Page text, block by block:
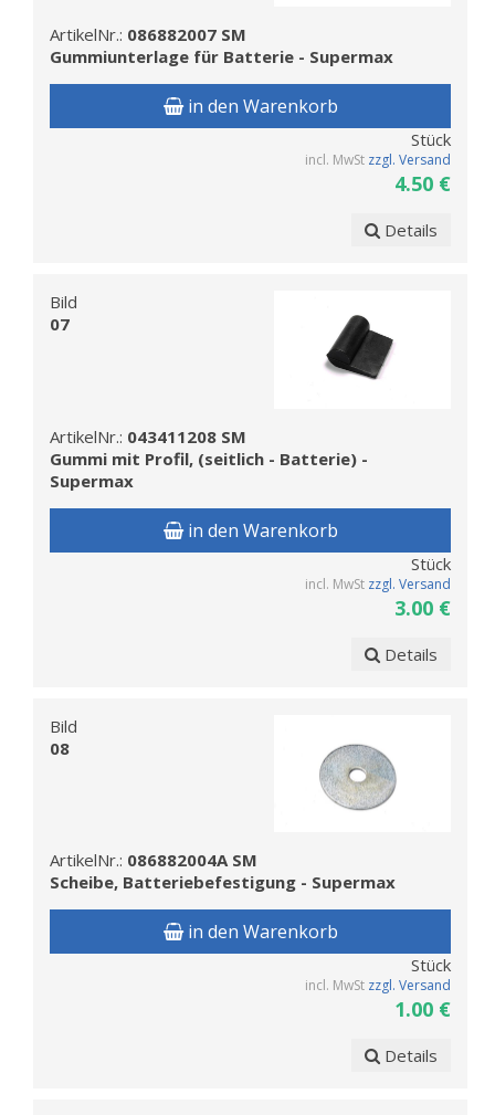
ArtikelNr.: 086882007 SM
Gummiunterlage für Batterie - Supermax
in den Warenkorb
Stück
incl. MwSt zzgl. Versand
4.50 €
Details
Bild
07
ArtikelNr.: 043411208 SM
Gummi mit Profil, (seitlich - Batterie) -
Supermax
in den Warenkorb
Stück
incl. MwSt zzgl. Versand
3.00 €
Details
Bild
08
ArtikelNr.: 086882004A SM
Scheibe, Batteriebefestigung - Supermax
in den Warenkorb
Stück
incl. MwSt zzgl. Versand
1.00 €
Details